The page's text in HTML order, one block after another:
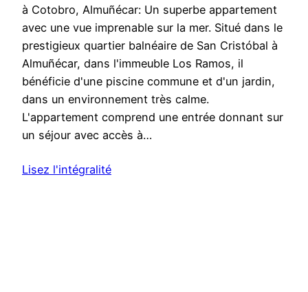
à Cotobro, Almuñécar: Un superbe appartement
avec une vue imprenable sur la mer. Situé dans le
prestigieux quartier balnéaire de San Cristóbal à
Almuñécar, dans l'immeuble Los Ramos, il
bénéficie d'une piscine commune et d'un jardin,
dans un environnement très calme.
L'appartement comprend une entrée donnant sur
un séjour avec accès à…
Lisez l'intégralité